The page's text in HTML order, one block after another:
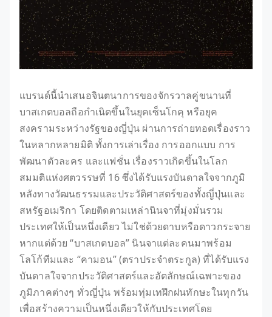
แบรนด์นี้นำเสนอจินตนาการของจักรวาลคู่ขนานที่
บาสเกตบอลถือกำเนิดขึ้นในยุคเซ็นโกคุ หรือยุค
สงครามระหว่างรัฐของญี่ปุ่น ผ่านการถ่ายทอดเรื่องราว
ในหลากหลายมิติ ทั้งการเล่าเรื่อง การออกแบบ การ
พัฒนาตัวละคร และแฟชั่น เรื่องราวเกิดขึ้นในโลก
สมมติแห่งศตวรรษที่ 16 ซึ่งได้รับแรงบันดาลใจจากภูมิ
หลังทางวัฒนธรรมและประวัติศาสตร์ของทั้งญี่ปุ่นและ
สหรัฐอเมริกา โดยติดตามเหล่านินจาที่มุ่งมั่นรวม
ประเทศให้เป็นหนึ่งเดียว ไม่ใช่ด้วยดาบหรือดาวกระจาย
หากแต่ด้วย “บาสเกตบอล” นินจาแต่ละคนมาพร้อม
โลโก้ทีมและ “คามอน” (ตราประจำตระกูล) ที่ได้รับแรง
บันดาลใจจากประวัติศาสตร์และอัตลักษณ์เฉพาะของ
ภูมิภาคต่างๆ ทั่วญี่ปุ่น พร้อมทุ่มเทฝึกฝนทักษะในทุกวัน
เพื่อสร้างความเป็นหนึ่งเดียวให้กับประเทศโดย